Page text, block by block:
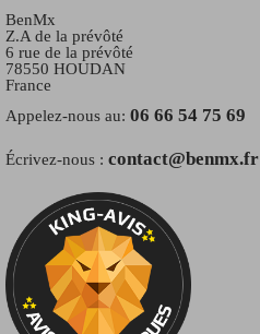
BenMx
Z.A de la prévôté
6 rue de la prévôté
78550 HOUDAN
France
Appelez-nous au: 06 66 54 75 69
Écrivez-nous : contact@benmx.fr